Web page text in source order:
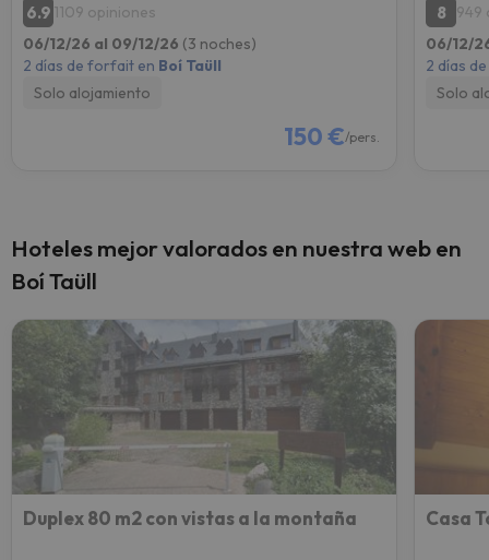
6.9 1109 opiniones
06/12/26 al 09/12/26 (3 noches)
2 días de forfait en Boí Taüll
Solo alojamiento
150 €/pers.
8
949
06/12/
2 días
Solo
Hoteles mejor valorados en nuestra web en
Boí Taüll
Duplex 80 m2 con vistas a la montaña Casa